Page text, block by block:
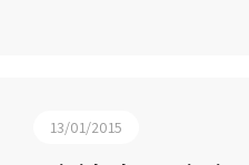
13/01/2015